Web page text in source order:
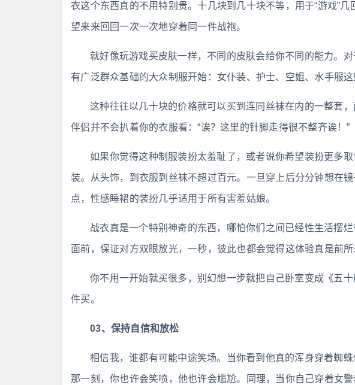
衣这个东西真的不用特别贵。十几块到几十块不等，用于“游戏”
望来来回回一次一次地穿着同一件战袍。
就好像玩游戏买皮肤一样，不同的皮肤会给你不同的能力。
有广泛群众基础的大众制服开始：女仆装、护士、空姐、水手服这
这种往往以几十块的价格就可以买到连同丝袜在内的一整套
伴侣并不会扒着你的衣服看：“诶？这里的针脚走得很不整齐诶！”
如果你觉得这种制服装扮太羞耻了，或者说你希望装扮更多
装。从头饰，到衣服到丝袜不超过百元。一旦穿上后分分钟想在
点，性感睡裙的装扮几乎适用于所有害羞姑娘。
战衣真是一个特别神奇的东西，哪怕你们之间已经性生活摆
面前，保证对方双眼放光，一秒，彼此也都会觉得这体验真是前所
你不用一开始就买很多，别幻想一步就把自己卧室变成《五
件买。
03、保持自信和放松
相信我，谁都有可能中途笑场。当你看到他真的浑身穿着蜘
那一刻，你也许会笑喷，他也许会尴尬。同理，当你自己穿着女